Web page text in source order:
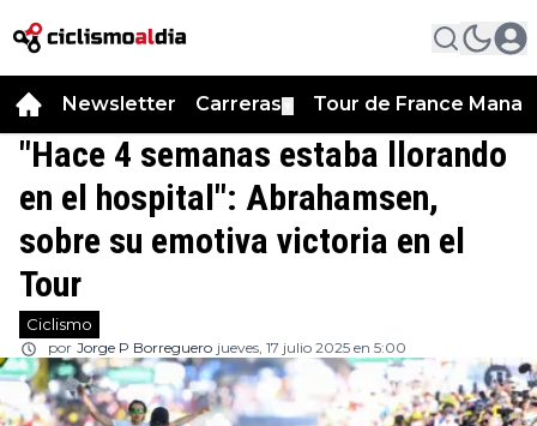
Newsletter Carreras Tour de France
"Hace 4 semanas estaba llorando
en el hospital": Abrahamsen,
sobre su emotiva victoria en el
Tour
Ciclismo
por Jorge P Borreguero jueves, 17 julio 2025 en 5:00